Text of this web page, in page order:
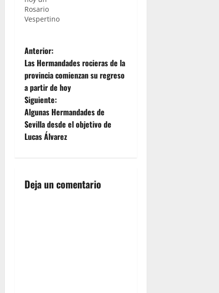
Rosario
Vespertino
N
a
v
e
g
c
Anterior:
Las Hermandades rocieras de la
provincia comienzan su regreso
a partir de hoy
Siguiente:
Algunas Hermandades de
Sevilla desde el objetivo de
Lucas Álvarez
Deja un comentario